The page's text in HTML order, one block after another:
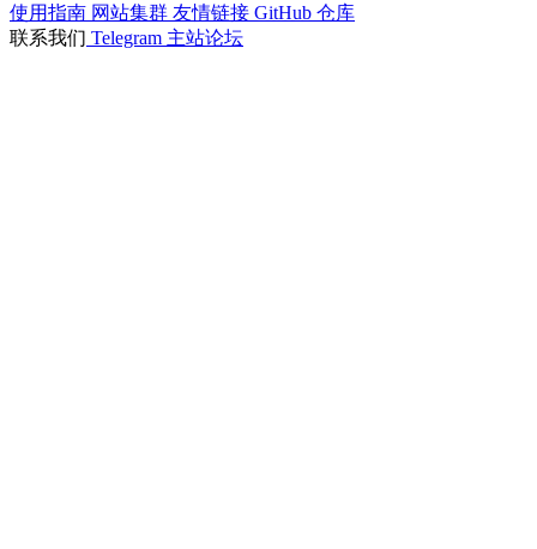
使用指南 网站集群 友情链接 GitHub 仓库
联系我们 Telegram 主站论坛